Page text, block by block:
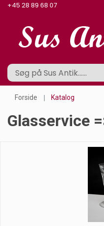
+45 28 89 68 07
Forside Katalog
Glasservice